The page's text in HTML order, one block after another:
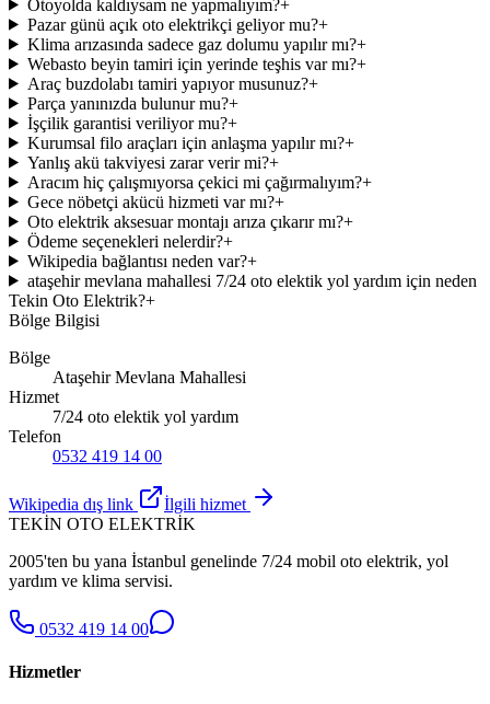
Otoyolda kaldıysam ne yapmalıyım?+
Pazar günü açık oto elektrikçi geliyor mu?+
Klima arızasında sadece gaz dolumu yapılır mı?+
Webasto beyin tamiri için yerinde teşhis var mı?+
Araç buzdolabı tamiri yapıyor musunuz?+
Parça yanınızda bulunur mu?+
İşçilik garantisi veriliyor mu?+
Kurumsal filo araçları için anlaşma yapılır mı?+
Yanlış akü takviyesi zarar verir mi?+
Aracım hiç çalışmıyorsa çekici mi çağırmalıyım?+
Gece nöbetçi akücü hizmeti var mı?+
Oto elektrik aksesuar montajı arıza çıkarır mı?+
Ödeme seçenekleri nelerdir?+
Wikipedia bağlantısı neden var?+
ataşehir mevlana mahallesi 7/24 oto elektik yol yardım için neden
Tekin Oto Elektrik?+
Bölge Bilgisi
Bölge
Ataşehir Mevlana Mahallesi
Hizmet
7/24 oto elektik yol yardım
Telefon
0532 419 14 00
Wikipedia dış link
İlgili hizmet
TEKİN OTO ELEKTRİK
2005'ten bu yana İstanbul genelinde 7/24 mobil oto elektrik, yol
yardım ve klima servisi.
0532 419 14 00
Hizmetler